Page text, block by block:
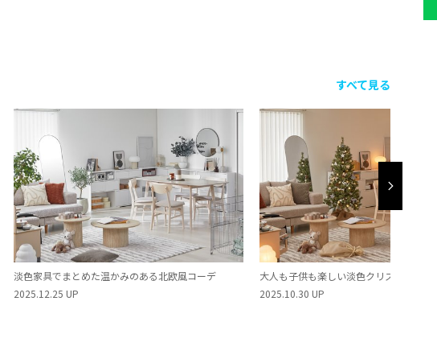
すべて見る
淡色家具でまとめた温かみのある北欧風コーデ
2025.12.25 UP
大人も子供も楽しい淡色クリスマスコーデ
2025.10.30 UP